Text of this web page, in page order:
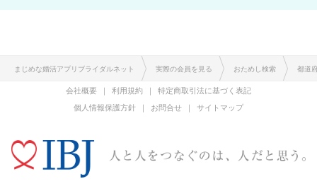
まじめな婚活アプリブライダルネット 実際の会員を見る おためし検索 都道
会社概要 利用規約
特定商取引法に基づく表記
個人情報保護方針
お問合せ サイトマップ